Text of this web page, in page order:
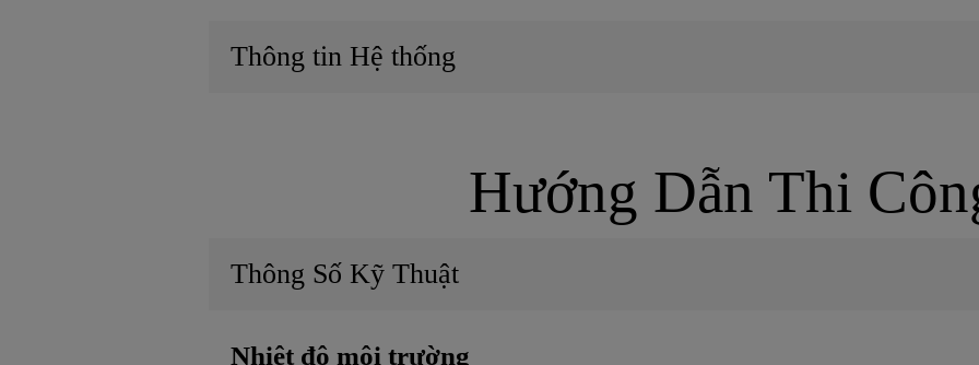
Thông tin Hệ thống
Hướng Dẫn Thi
Thông Số Kỹ Thuật
Nhiệt độ môi trường